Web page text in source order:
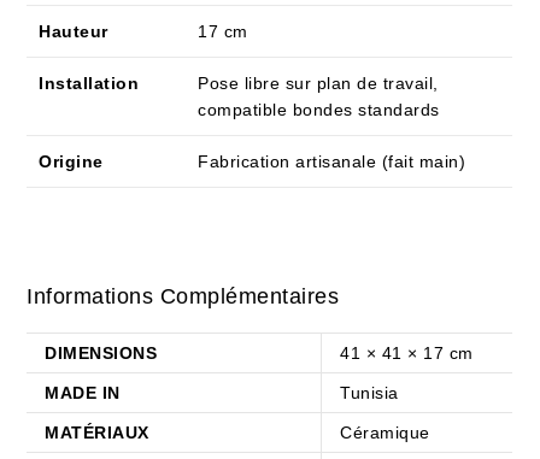
Hauteur 17 cm
Installation
Pose libre sur plan de travail,
compatible bondes standards
Origine Fabrication artisanale (fait main)
Informations Complémentaires
DIMENSIONS 41 × 41 × 17 cm
MADE IN Tunisia
MATÉRIAUX Céramique